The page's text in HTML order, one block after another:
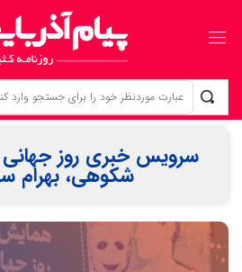
سرویس خبری روز جهانی
شکوهی، بهرام